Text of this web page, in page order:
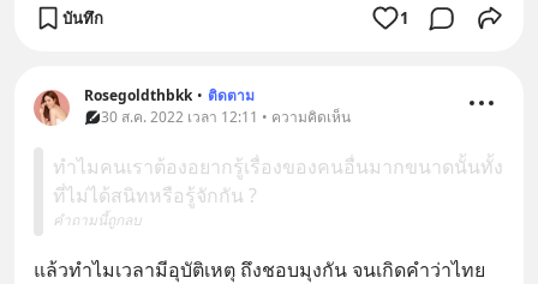
บันทึก 1
Rosegoldthbkk • ติดตาม
30 ส.ค. 2022 เวลา 12:11 • ความคิดเห็น
ทำไมคนเราต้องอยากรู้เรื่องของคนอื่นมากขนาดนั้นทั้ง
ที่ไม่ได้สนิทหรือรู้จักกัน ?
คำถามนี้ถูกลบ
แล้วทำไมเวลามีอุบัติเหตุ ถึงชอบมุงกัน จนเกิดคำว่าไทย